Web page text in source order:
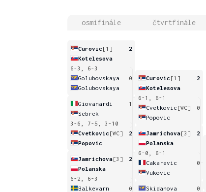
osmifinále čtvrtfinále
Curovic [1]
2
Kotelesova
6-3, 6-3
Golubovskaya
0
Golubovskaya
Giovanardi
1
Sebrek
3-6, 7-5, 3-10
Cvetkovic [WC]
2
Popovic
Jamrichova[3]
2
Polanska
6-2, 6-3
Balkevarn
0
Curovic [1]
2
Kotelesova
6-1, 6-1
Cvetkovic [WC]
0
Popovic
Jamrichova[3]
2
Polanska
6-0, 6-1
Cakarevic
0
Vukovic
Skidanova
0